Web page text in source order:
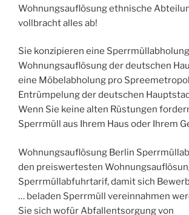
Wohnungsauflösung ethnische
vollbracht alles ab!
Sie konzipieren eine
Wohnungsauflösung der deutschen
eine Möbelabholung pro
Entrümpelung der deutschen
Wenn Sie keine alten Rüstungen
Sperrmüll aus Ihrem Haus oder Ihrem
Wohnungsauflösung Berlin
den preiswertesten
Sperrmüllabfuhrtarif, damit sich
… beladen Sperrmüll vereinnahmen
Sie sich wofür Abfallentsorgung von